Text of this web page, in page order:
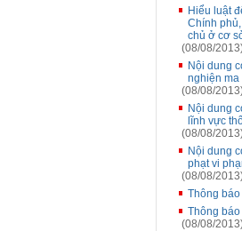
Hiểu luật
Chính
chủ ở cơ
(08/08/
Nội dung
nghiện ma
(08/08/
Nội dung
lĩnh vực
(08/08/
Nội dung
phạt vi
(08/08/
Thông
Thông
(08/08/